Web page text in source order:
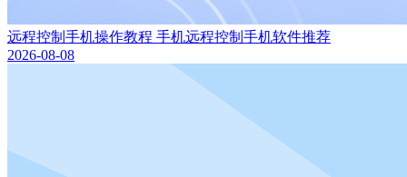
远程控制手机操作教程 手机远程控制手机软件推荐
2026-08-08